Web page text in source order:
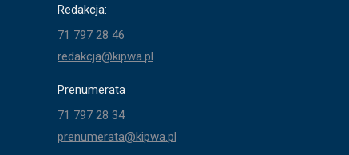
Redakcja:
71 797 28 46
redakcja@kipwa.pl
Prenumerata
71 797 28 34
prenumerata@kipwa.pl